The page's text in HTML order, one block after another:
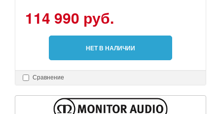
114 990 руб.
НЕТ В НАЛИЧИИ
Сравнение